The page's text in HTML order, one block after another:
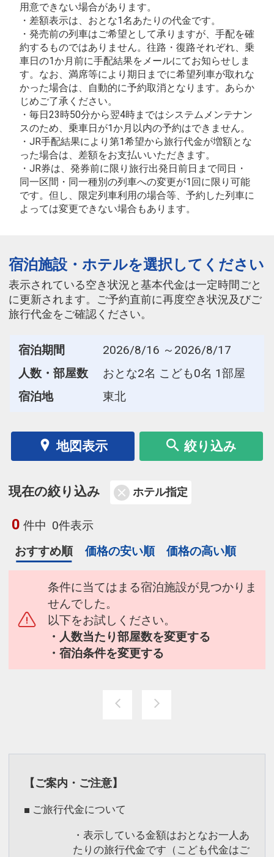
用意できない場合があります。
・差額表示は、おとな1名あたりの代金です。
・発売前の列車はご希望として承りますが、手配を確
約するものではありません。往路・復路それぞれ、乗
車日の1か月前に手配結果をメールにてお知らせしま
す。なお、満席等により期日までに希望列車が取れな
かった場合は、自動的に予約取消となります。あらか
じめご了承ください。
・毎日23時50分から翌4時まではシステムメンテナン
スのため、乗車日が1か月以内の予約はできません。
・JR手配結果により第1希望から旅行代金が増額とな
った場合は、差額をお支払いいただきます。
・JR券は、発券前に限り旅行出発日前日まで同日・
同一区間・同一種別の列車への変更が1回に限り可能
です。但し、限定列車利用の場合等、予約した列車に
よっては変更できない場合もあります。
宿泊施設・ホテルを選択してください
表示されている空き状況と基本代金は一定時間ごと
に更新されます。ご予約直前に再度空き状況及びご
旅行代金をご確認ください。
宿泊期間
2026/8/16 ～2026/8/17
人数・部屋数
おとな2名 こども0名 1部屋
宿泊地
東北
地図表示 絞り込み
現在の絞り込み ホテル指定
0 件中 0件表示
おすすめ順
価格の安い順 価格の高い順
条件に当てはまる宿泊施設が見つかりま
せんでした。
以下をお試しください。
・人数当たり部屋数を変更する
・宿泊条件を変更する
【ご案内・ご注意】
■ ご旅行代金について
・表示している金額はおとなお一人あ
たりの旅行代金です（こども代金はご